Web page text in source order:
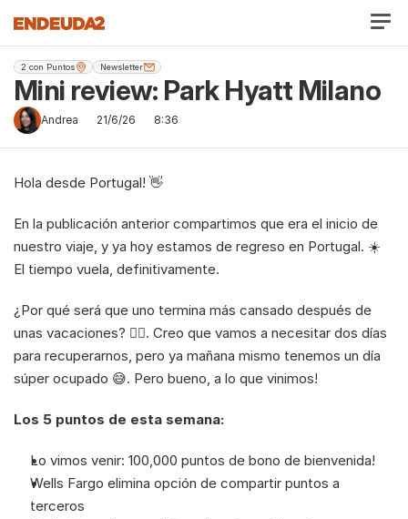
2 con Puntos Newsletter
Mini review: Park Hyatt Milano
Andrea 21/6/26 8:36
Hola desde Portugal! 👋
En la publicación anterior compartimos que era el inicio de
nuestro viaje, y ya hoy estamos de regreso en Portugal. ☀️
El tiempo vuela, definitivamente.
¿Por qué será que uno termina más cansado después de
unas vacaciones? 😮‍💨. Creo que vamos a necesitar dos días
para recuperarnos, pero ya mañana mismo tenemos un día
súper ocupado 😅. Pero bueno, a lo que vinimos!
Los 5 puntos de esta semana:
Lo vimos venir: 100,000 puntos de bono de bienvenida!
Wells Fargo elimina opción de compartir puntos a
terceros